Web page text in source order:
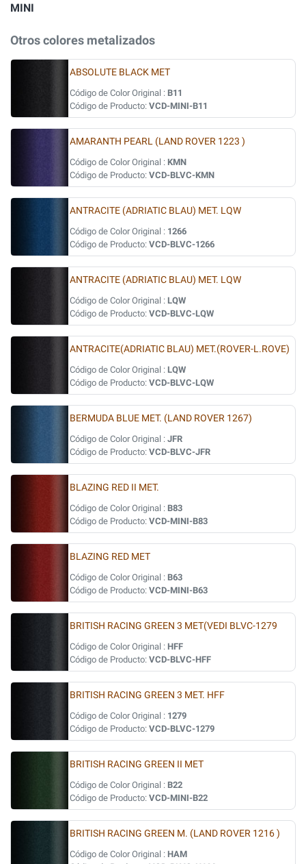
MINI
Otros colores metalizados
ABSOLUTE BLACK MET
Código de Color Original : B11
Código de Producto: VCD-MINI-B11
AMARANTH PEARL (LAND ROVER 1223 )
Código de Color Original : KMN
Código de Producto: VCD-BLVC-KMN
ANTRACITE (ADRIATIC BLAU) MET. LQW
Código de Color Original : 1266
Código de Producto: VCD-BLVC-1266
ANTRACITE (ADRIATIC BLAU) MET. LQW
Código de Color Original : LQW
Código de Producto: VCD-BLVC-LQW
ANTRACITE(ADRIATIC BLAU) MET.(ROVER-L.ROVE)
Código de Color Original : LQW
Código de Producto: VCD-BLVC-LQW
BERMUDA BLUE MET. (LAND ROVER 1267)
Código de Color Original : JFR
Código de Producto: VCD-BLVC-JFR
BLAZING RED II MET.
Código de Color Original : B83
Código de Producto: VCD-MINI-B83
BLAZING RED MET
Código de Color Original : B63
Código de Producto: VCD-MINI-B63
BRITISH RACING GREEN 3 MET(VEDI BLVC-1279
Código de Color Original : HFF
Código de Producto: VCD-BLVC-HFF
BRITISH RACING GREEN 3 MET. HFF
Código de Color Original : 1279
Código de Producto: VCD-BLVC-1279
BRITISH RACING GREEN II MET
Código de Color Original : B22
Código de Producto: VCD-MINI-B22
BRITISH RACING GREEN M. (LAND ROVER 1216 )
Código de Color Original : HAM